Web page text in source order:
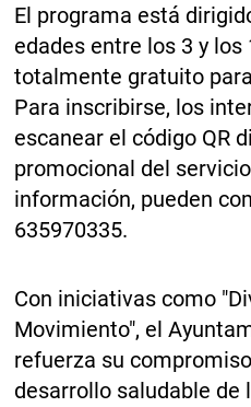
El programa está
edades entre los 3 y los
totalmente gratuito
Para inscribirse, los
escanear el código QR
promocional del
información, pueden
635970335.
Con iniciativas como
Movimiento", el
refuerza su
desarrollo saludable de